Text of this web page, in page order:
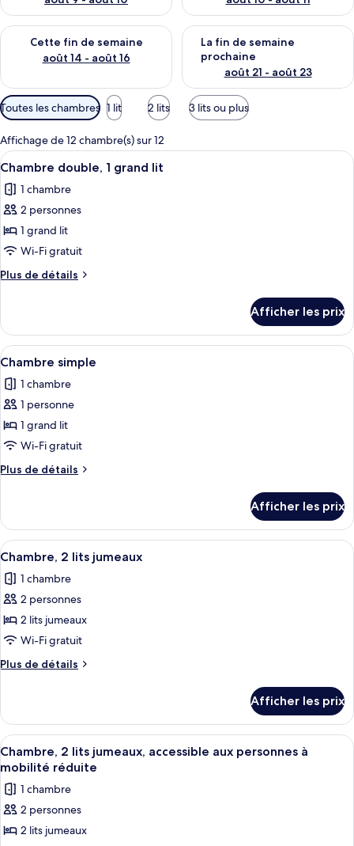
Cette fin de semaine
août 14 - août 16
Vérifier la disponibilité pour cette fin de semaine août 14 -
La fin de semaine
prochaine
août 21 - août 23
Vérifier la disponibilité pour
Filtres
disponibles
pour
les
chambres
Toutes les chambres 1 lit 2 lits 3 lits ou plus
Affichage de 12 chambre(s) sur 12
Afficher
toutes
les
photos
pour
ce
type
de
Chambre
double,
1
grand
lit
Une chambre d’hôtel équipée d’un
8
Chambre double, 1 grand lit
1 chambre
2 personnes
1 grand lit
Wi-Fi gratuit
Plus de détails
Plus
Chambre
double,
1
lit
Afficher les prix
Afficher
toutes
les
photos
pour
ce
type
de
Chambre
simple
Une chambre d’hôtel avec un grand
5
Chambre simple
1 chambre
1 personne
1 grand lit
Wi-Fi gratuit
Plus de détails
Plus
Chambre
simple
Afficher les prix
Afficher
toutes
les
photos
pour
ce
type
de
Chambre,
lits
jumeaux
Une chambre d’hôtel avec deux
6
Chambre, 2 lits jumeaux
1 chambre
2 personnes
2 lits jumeaux
Wi-Fi gratuit
Plus de détails
Plus
Chambre,
lits
jumeaux
Afficher les prix
Afficher
toutes
les
photos
pour
ce
Chambre, 2 lits jumeaux, accessible
6
Chambre, 2 lits jumeaux, accessible aux personnes à
mobilité réduite
1 chambre
2 personnes
2 lits jumeaux